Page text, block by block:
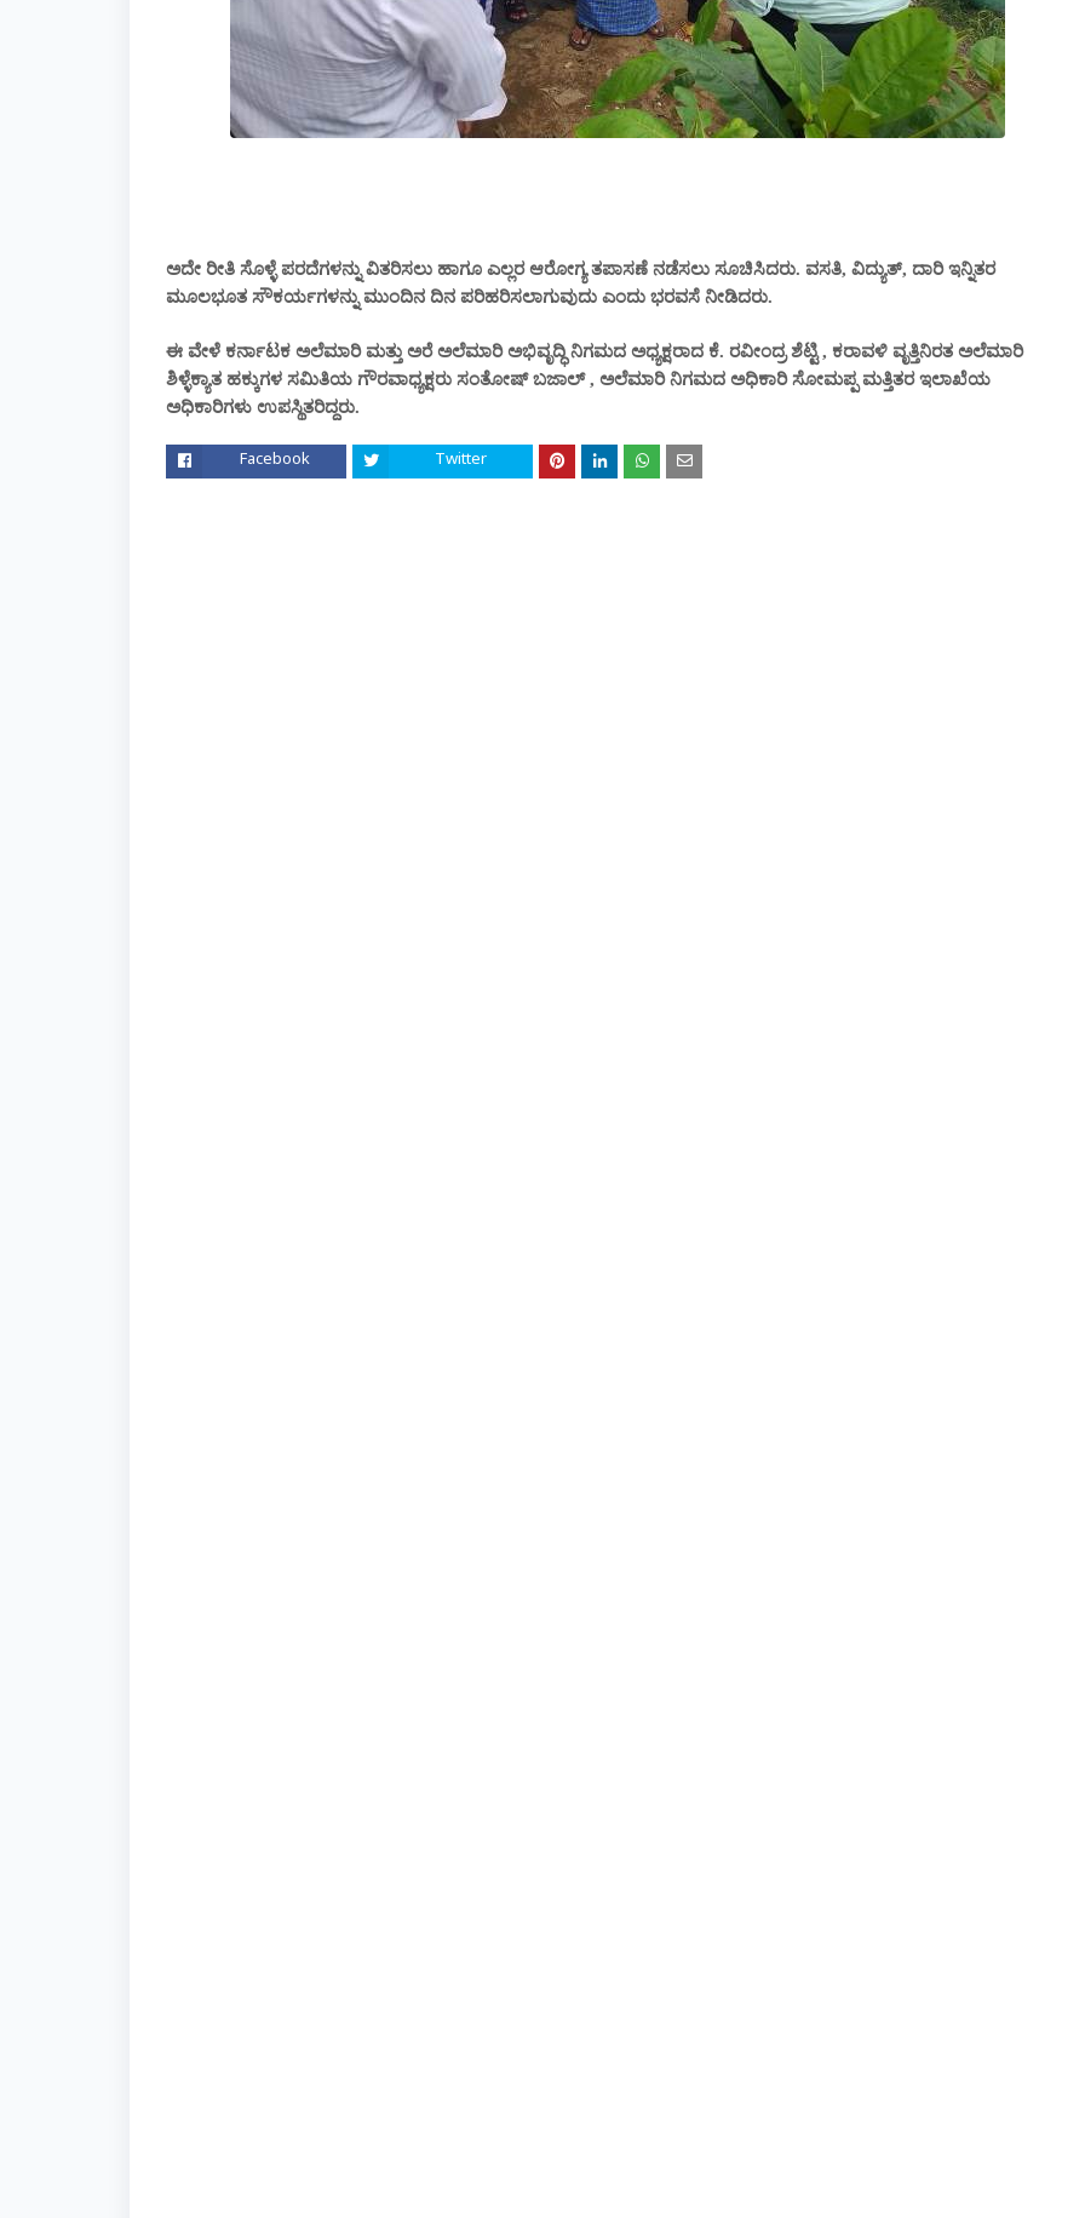
ಅದೇ ರೀತಿ ಸೊಳ್ಳೆ ಪರದೆಗಳನ್ನು ವಿತರಿಸಲು ಹಾಗೂ ಎಲ್ಲರ ಆರೋಗ್ಯ ತಪಾಸಣೆ ನಡೆಸಲು ಸೂಚಿಸಿದರು. ವಸತಿ, ವಿದ್ಯುತ್, ದಾರಿ ಇನ್ನಿತರ
ಮೂಲಭೂತ ಸೌಕರ್ಯಗಳನ್ನು ಮುಂದಿನ ದಿನ ಪರಿಹರಿಸಲಾಗುವುದು ಎಂದು ಭರವಸೆ ನೀಡಿದರು.
ಈ ವೇಳೆ ಕರ್ನಾಟಕ ಅಲೆಮಾರಿ ಮತ್ತು ಅರೆ ಅಲೆಮಾರಿ ಅಭಿವೃದ್ಧಿ ನಿಗಮದ ಅಧ್ಯಕ್ಷರಾದ ಕೆ. ರವೀಂದ್ರ ಶೆಟ್ಟಿ , ಕರಾವಳಿ ವೃತ್ತಿನಿರತ ಅಲೆಮಾರಿ
ಶಿಳ್ಳೆಕ್ಯಾತ ಹಕ್ಕುಗಳ ಸಮಿತಿಯ ಗೌರವಾಧ್ಯಕ್ಷರು ಸಂತೋಷ್ ಬಜಾಲ್ , ಅಲೆಮಾರಿ ನಿಗಮದ ಅಧಿಕಾರಿ ಸೋಮಪ್ಪ ಮತ್ತಿತರ ಇಲಾಖೆಯ
ಅಧಿಕಾರಿಗಳು ಉಪಸ್ಥಿತರಿದ್ದರು.
Facebook Twitter